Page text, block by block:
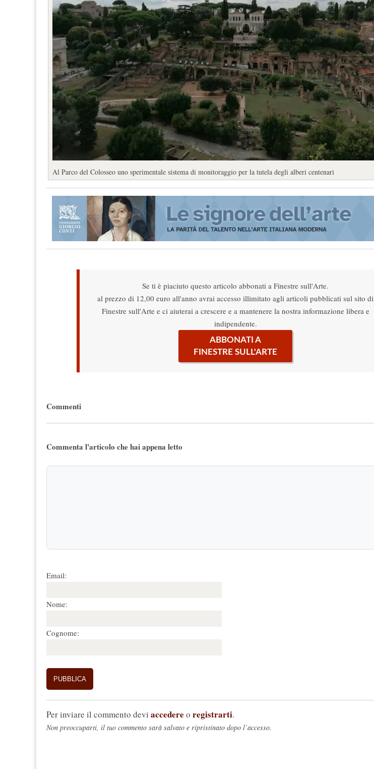
Al Parco del Colosseo uno sperimentale sistema di monitoraggio per la tutela degli alberi centenari
Se ti è piaciuto questo articolo abbonati a Finestre sull'Arte.
al prezzo di 12,00 euro all'anno avrai accesso illimitato agli articoli pubblicati sul sito di
Finestre sull'Arte e ci aiuterai a crescere e a mantenere la nostra informazione libera e
indipendente.
ABBONATI A
FINESTRE SULL'ARTE
Commenti
Commenta l'articolo che hai appena letto
Email:
Nome:
Cognome:
Per inviare il commento devi accedere o registrarti.
Non preoccuparti, il tuo commento sarà salvato e ripristinato dopo l’accesso.